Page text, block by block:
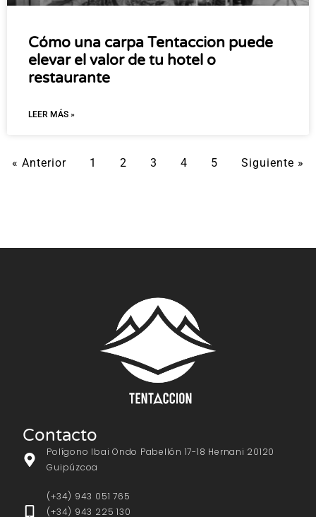
Cómo una carpa Tentaccion puede
elevar el valor de tu hotel o
restaurante
LEER MÁS »
« Anterior 1 2 3 4 5 Siguiente »
Contacto
Polígono Ibai Ondo Pabellón 17-18 Hernani 20120
Guipúzcoa
(+34) 943 051 765
(+34) 943 225 130